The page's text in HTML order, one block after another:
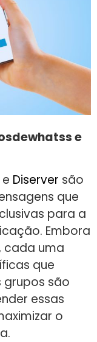
e
Diserver são
que
para a
Embora
cada uma
que
são
essas
o